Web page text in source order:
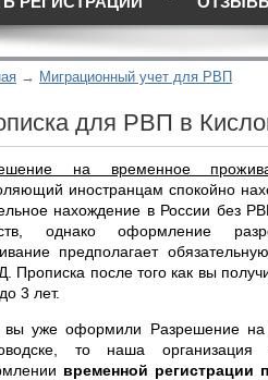
Миграционный учет для РВП
для РВП в
на временное
иностранцам спокойно
нахождение в России без
однако оформление
предполагает
Прописка после того как вы
3 лет.
вы уже оформили Разрешение
то наша
временной регистрации